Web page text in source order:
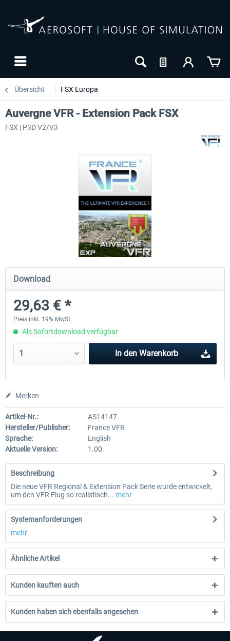
Übersicht FSX Europa
Mega Airport Frankfurt V2.0
29,95 € *
Mega Airport Berlin
Auvergne VFR - Extension Pack FSX
FSX | P3D V2/V3
Download
29,63 € *
Preis inkl. 19% MwSt.
Als Sofortdownload verfügbar
In den Warenkorb
Merken
Artikel-Nr.:
AS14147
Hersteller/Publisher:
France VFR
Sprache:
English
Aktuelle Version:
1.00
Beschreibung
Die neue VFR Regional & Extension Pack Serie wurde entwickelt,
um den VFR Flug so realistisch... mehr
Systemanforderungen
mehr
Ähnliche Artikel
Kunden kauften auch
Kunden haben sich ebenfalls angesehen